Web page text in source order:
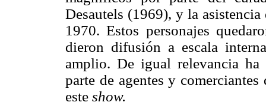
Desautels (1969), y la
1970. Estos personajes
dieron difusión a escala
amplio. De igual relevancia
parte de agentes y
este show.